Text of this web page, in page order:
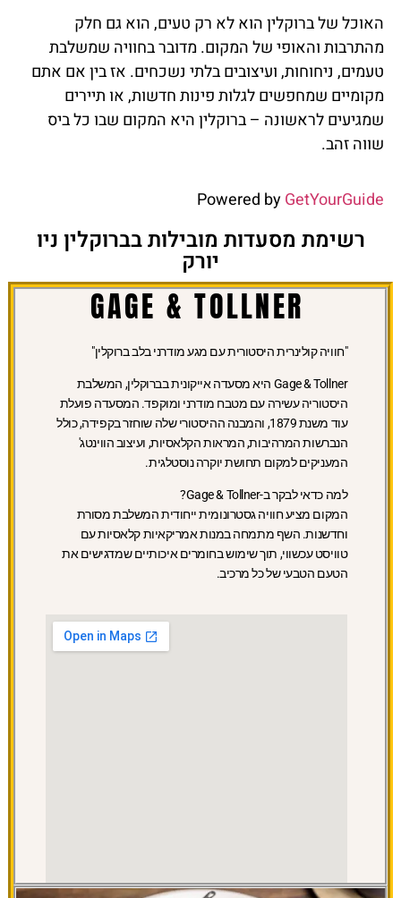
האוכל של ברוקלין הוא לא רק טעים, הוא גם חלק
מהתרבות והאופי של המקום. מדובר בחוויה שמשלבת
טעמים, ניחוחות, ועיצובים בלתי נשכחים. אז בין אם אתם
מקומיים שמחפשים לגלות פינות חדשות, או תיירים
שמגיעים לראשונה – ברוקלין היא המקום שבו כל ביס
שווה זהב.
Powered byGetYourGuide
רשימת מסעדות מובילות בברוקלין ניו
יורק
GAGE & TOLLNER
"חוויה קולינרית היסטורית עם מגע מודרני בלב ברוקלין"
Gage & Tollner היא מסעדה אייקונית בברוקלין, המשלבת
היסטוריה עשירה עם מטבח מודרני ומוקפד. המסעדה פועלת
עוד משנת 1879, והמבנה ההיסטורי שלה שוחזר בקפידה, כולל
הנברשות המרהיבות, המראות הקלאסיות, ועיצוב הווינטג'
המעניקים למקום תחושת יוקרה נוסטלגית.
למה כדאי לבקר ב-Gage & Tollner?
המקום מציע חוויה גסטרונומית ייחודית המשלבת מסורת
וחדשנות. השף מתמחה במנות אמריקאיות קלאסיות עם
טוויסט עכשווי, תוך שימוש בחומרים איכותיים שמדגישים את
הטעם הטבעי של כל מרכיב.